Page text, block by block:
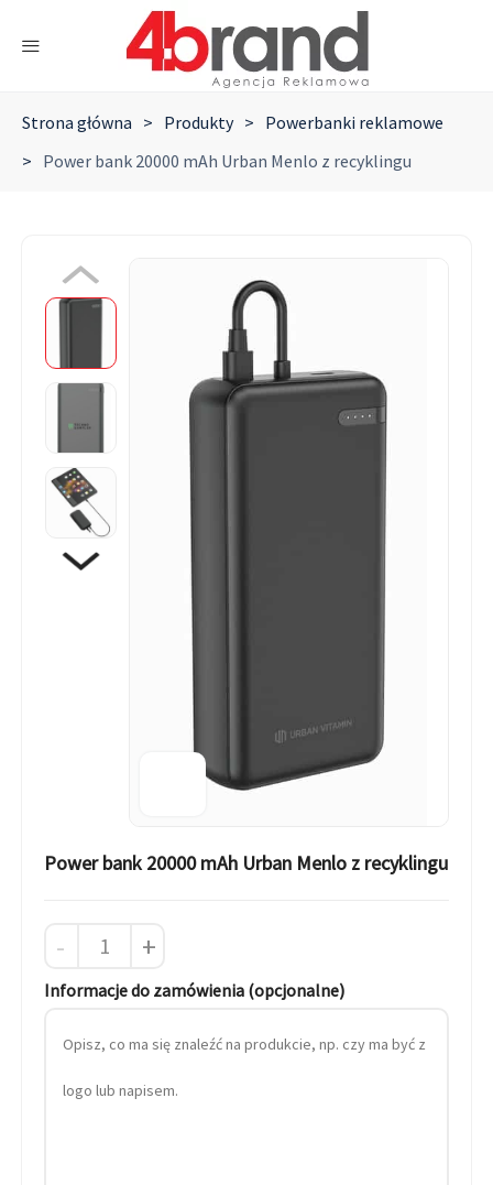
Strona główna > Produkty > Powerbanki reklamowe
> Power bank 20000 mAh Urban Menlo z recyklingu
Power bank 20000 mAh Urban Menlo z recyklingu
- +
Informacje do zamówienia (opcjonalne)